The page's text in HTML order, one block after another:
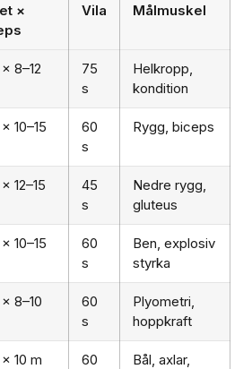
×
Vila Målmuskel
8–12
75
s
Helkropp,
kondition
10–15
60
s
Rygg, biceps
12–15
45
s
Nedre rygg,
gluteus
10–15
60
s
Ben, explosiv
styrka
8–10
60
s
Plyometri,
hoppkraft
10 m
60
Bål, axlar,